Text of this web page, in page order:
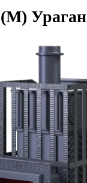
Ураган